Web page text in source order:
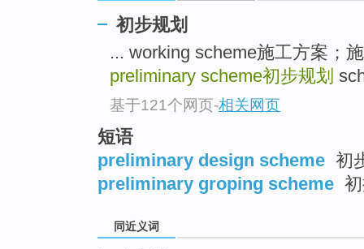
初步规划
... working scheme施工方案；
preliminary scheme初步规划
基于121个网页-相关网页
短语
preliminary design scheme 初
preliminary groping scheme
同近义词